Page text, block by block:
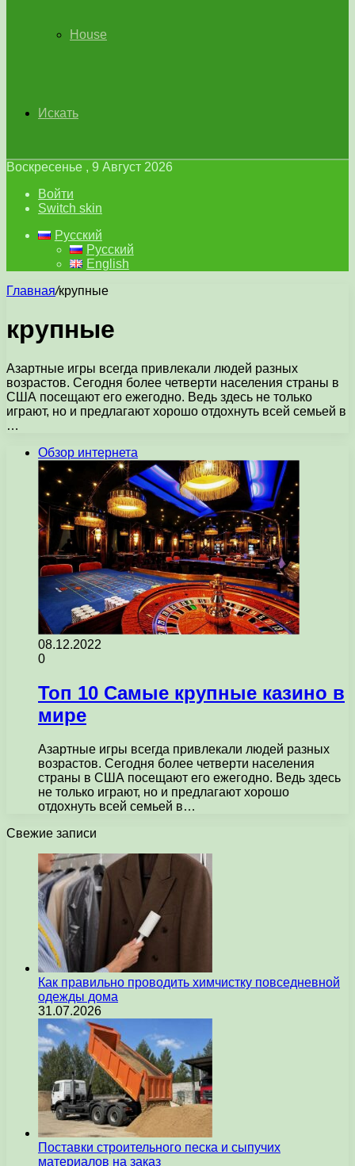
House
Искать
Воскресенье , 9 Август 2026
Войти
Switch skin
Русский
Русский
English
Главная/крупные
крупные
Азартные игры всегда привлекали людей разных
возрастов. Сегодня более четверти населения страны в
США посещают его ежегодно. Ведь здесь не только
играют, но и предлагают хорошо отдохнуть всей семьей в
…
Обзор интернета
08.12.2022
0
Топ 10 Самые крупные казино в
мире
Азартные игры всегда привлекали людей разных
возрастов. Сегодня более четверти населения
страны в США посещают его ежегодно. Ведь здесь
не только играют, но и предлагают хорошо
отдохнуть всей семьей в…
Свежие записи
Как правильно проводить химчистку повседневной
одежды дома
31.07.2026
Поставки строительного песка и сыпучих
материалов на заказ